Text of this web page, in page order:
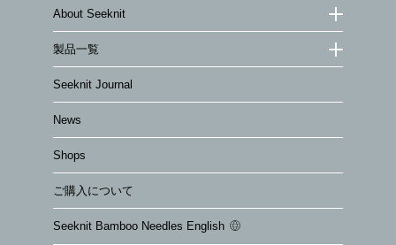
About Seeknit
製品一覧
Seeknit Journal
News
Shops
ご購入について
Seeknit Bamboo Needles English